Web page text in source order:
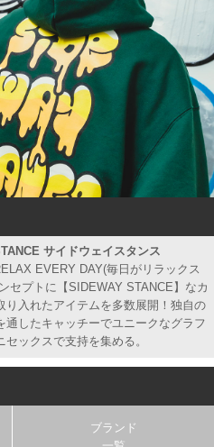
サイドウェイスタンス
EVERY DAY(毎日がリラックス
セプトに【SIDEWAY STANCE】なカ
り入れたアイテムを多数展開！独自の
通したキャッチーでユニークなグラフ
セックスで支持を集める。
ブランド